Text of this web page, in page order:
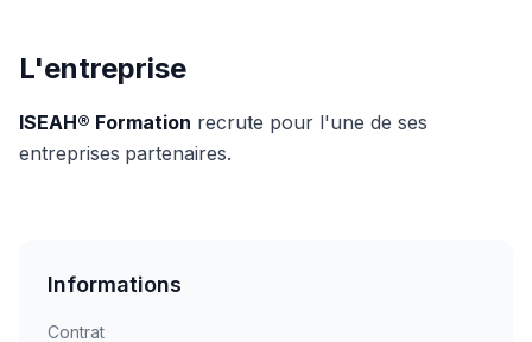
L'entreprise
ISEAH® Formation recrute pour l'une de ses
entreprises partenaires.
Informations
Contrat